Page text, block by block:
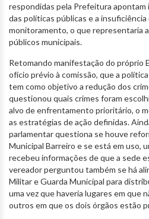
respondidas pela Prefeitura
das políticas públicas e a
monitoramento, o que representaria
públicos municipais.
Retomando manifestação do próprio
ofício prévio à comissão, que a
tem como objetivo a redução dos
questionou quais crimes foram
alvo de enfrentamento prioritário, o
as estratégias de ação definidas.
parlamentar questiona se houve
Municipal Barreiro e se está em uso,
recebeu informações de que a sede
vereador perguntou também se há
Militar e Guarda Municipal para
uma vez que haveria lugares em que
outros em que os dois órgãos estão